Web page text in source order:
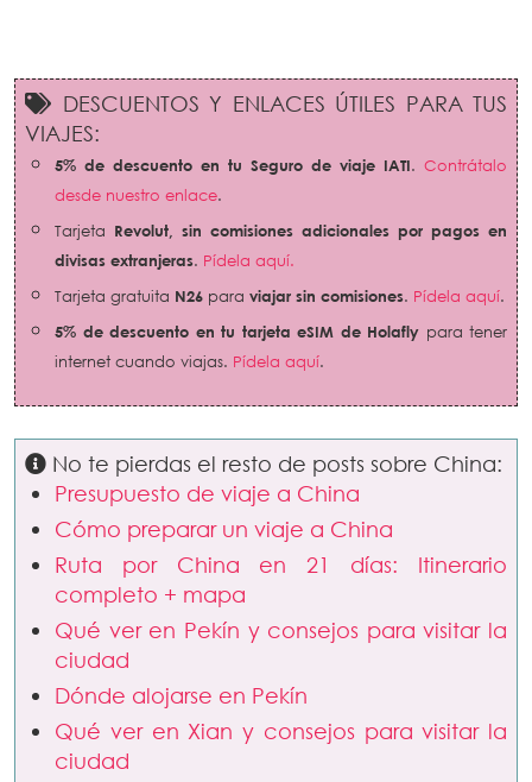
DESCUENTOS Y ENLACES ÚTILES PARA TUS
VIAJES:
5% de descuento en tu Seguro de viaje IATI. Contrátalo
desde nuestro enlace.
Tarjeta Revolut
sin comisiones adicionales por pagos en
divisas extranjeras. Pídela aquí.
Tarjeta gratuita N26 para viajar sin comisiones. Pídela aquí.
5% de descuento en tu tarjeta eSIM de Holafly para tener
internet cuando viajas. Pídela aquí.
No te pierdas el resto de posts sobre China:
Presupuesto de viaje a China
Cómo preparar un viaje a China
Ruta por China en 21 días: Itinerario
completo + mapa
Qué ver en Pekín y consejos para visitar la
ciudad
Dónde alojarse en Pekín
Qué ver en Xian y consejos para visitar la
ciudad